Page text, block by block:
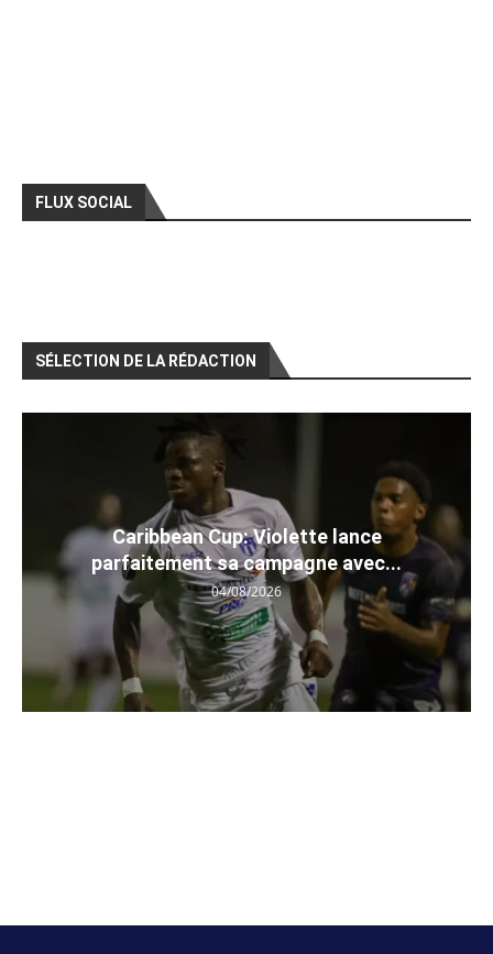
FLUX SOCIAL
SÉLECTION DE LA RÉDACTION
Caribbean Cup: Violette lance
parfaitement sa campagne avec...
04/08/2026